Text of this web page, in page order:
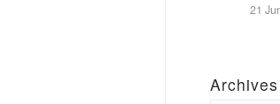
21
Archives